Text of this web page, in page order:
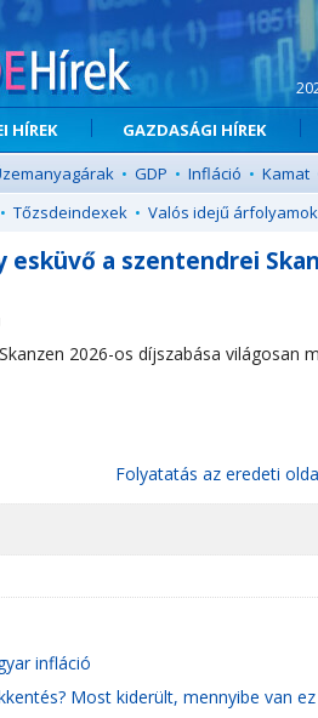
HÍREK GAZDASÁGI HÍREK
• GDP • Infláció • Kamat
• Tőzsdeindexek • Valós idejű árfolyamok
esküvő a szentendrei
2026-os díjszabása világosan
Folyatatás az eredeti
infláció
Most kiderült, mennyibe van